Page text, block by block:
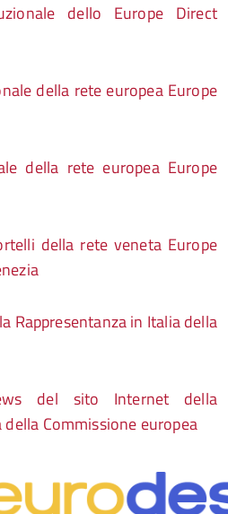
dello Europe Direct
della rete europea Europe
della rete europea Europe
della rete veneta Europe
Rappresentanza in Italia della
del sito Internet della
Commissione europea